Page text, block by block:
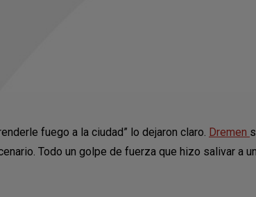
fuego a la ciudad” lo dejaron claro. Dremen
Todo un golpe de fuerza que hizo salivar